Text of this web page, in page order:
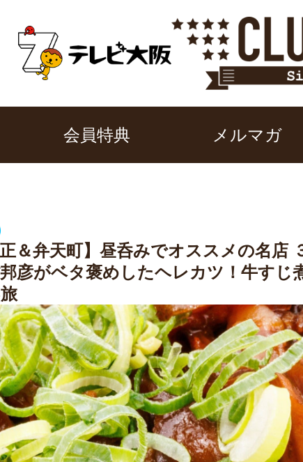
会員特典 メルマガ
正＆弁天町】昼呑みでオススメの名店
彦がベタ褒めしたヘレカツ！牛すじ